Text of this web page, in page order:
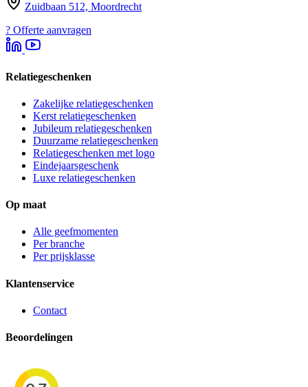
Zuidbaan 512, Moordrecht
? Offerte aanvragen
Relatiegeschenken
Zakelijke relatiegeschenken
Kerst relatiegeschenken
Jubileum relatiegeschenken
Duurzame relatiegeschenken
Relatiegeschenken met logo
Eindejaarsgeschenk
Luxe relatiegeschenken
Op maat
Alle geefmomenten
Per branche
Per prijsklasse
Klantenservice
Contact
Beoordelingen